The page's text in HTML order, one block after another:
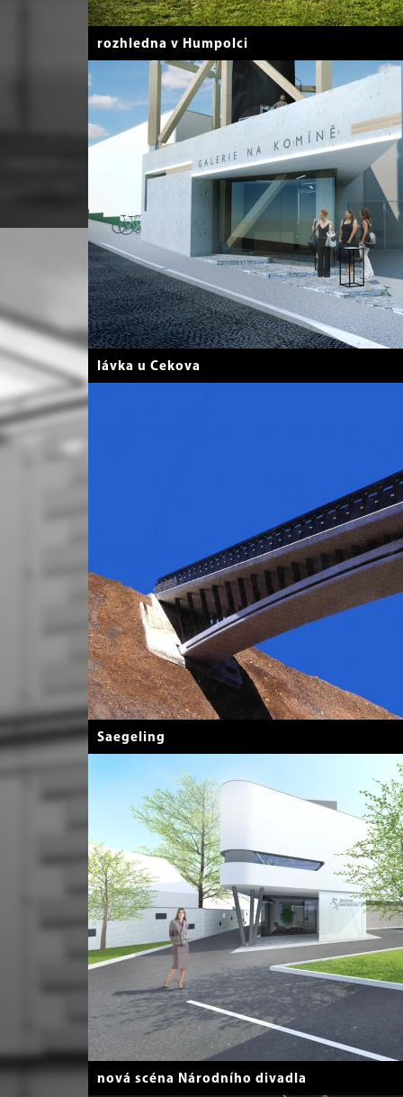
rozhledna v Humpolci
lávka u Cekova
Saegeling
nová scéna Národního divadla